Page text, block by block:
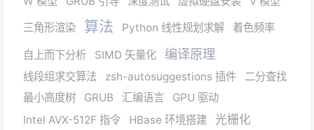
三角形渲染
算法 Python 线性规划求解 着色频率
自上而下分析 SIMD 矢量化 编译原理
线段组求交算法 zsh-autosuggestions 插件
二分查找
最小高度树
GRUB 汇编语言
GPU 驱动
Intel AVX-512F 指令
HBase 环境搭建 光栅化